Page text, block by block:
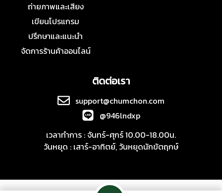
ถ่ายภาพและเสียง
เขียนโปรแกรม
ปรึกษาและแนะนำ
จัดการร้านค้าออนไลน์
ติดต่อเรา
support@chumchon.com
@946lndxp
เวลาทำการ : จันทร์-ศุกร์ 10.00-18.00น.
วันหยุด : เสาร์-อาทิตย์, วันหยุดนักขัตฤกษ์